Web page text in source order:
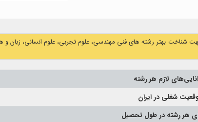
بهتر رشته های فنی مهندسی، علوم تجربی، علوم انسانی، زبان و
لازم‌ هر رشته
شغلی‌ در ایران
هر‌ رشته‌ در طول‌ تحصیل‌